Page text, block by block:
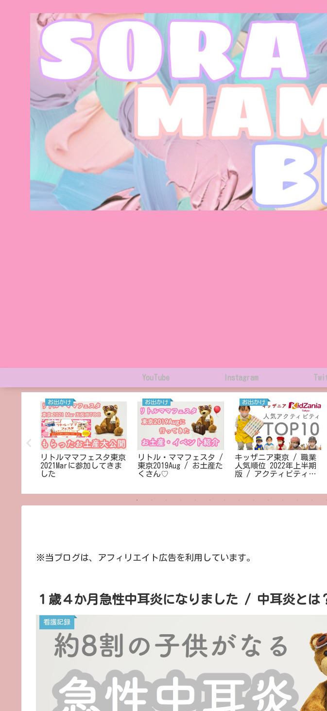
YouTube Instagram
お出かけ
リトルママフェスタ東京
2021Marに参加してきま
した
お出かけ
リトル・ママフェスタ /
東京2019Aug / お土産た
くさん♡
お出かけ
キッザニア東京 / 職業
人気順位 2022年上半期
版 / アクティビティ一
※当ブログは、アフィリエイト広告を利用しています。
１歳４か月急性中耳炎になりました / 中耳炎とは
看護記録